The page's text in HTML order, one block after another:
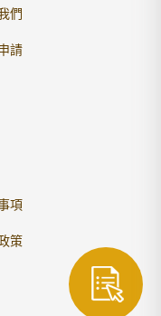
們
請
項
策